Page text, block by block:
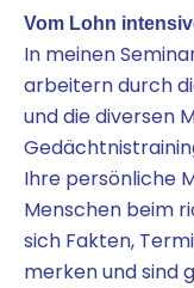
Vom Lohn
In mei­nen
ar­bei­tern durch
und die diver­sen
Ihre per­sön­li­che
Men­schen beim
sich Fak­ten,
mer­ken und sind